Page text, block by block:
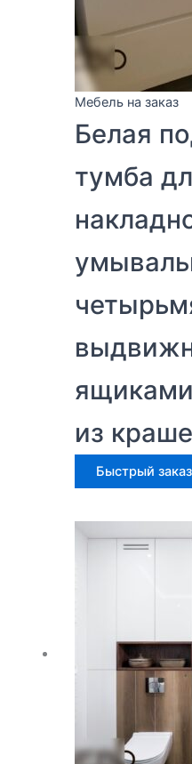
Мебель на заказ
Белая
тумба
из
Быстрый заказ